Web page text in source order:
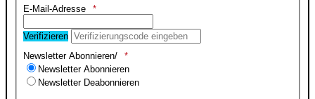
E-Mail-Adresse
Verifizieren
Newsletter Abonnieren/
Newsletter Abonnieren
Newsletter Deabonnieren